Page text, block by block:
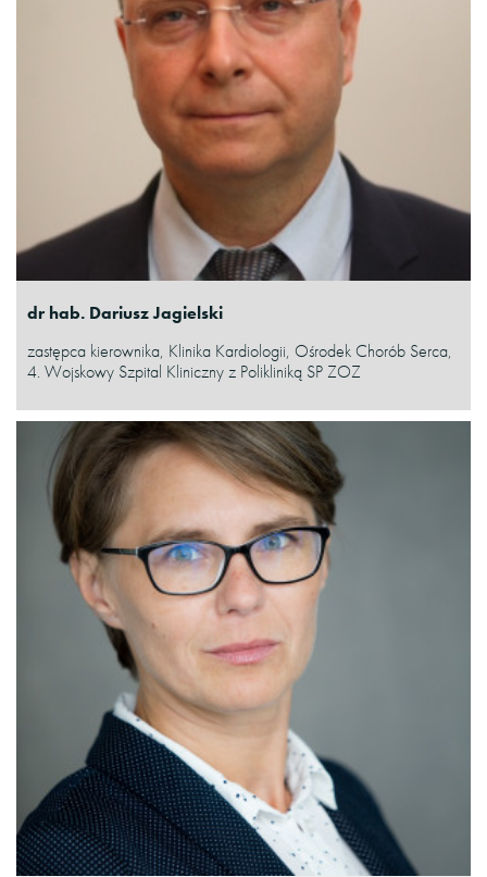
dr hab. Dariusz Jagielski
zastępca kierownika, Klinika Kardiologii, Ośrodek Chorób Serca,
4. Wojskowy Szpital Kliniczny z Polikliniką SP ZOZ